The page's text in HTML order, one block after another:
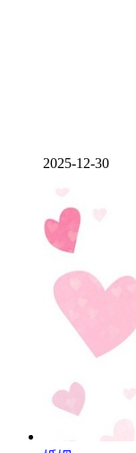
2025-12-30